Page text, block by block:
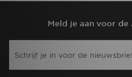
Meld je aan voor